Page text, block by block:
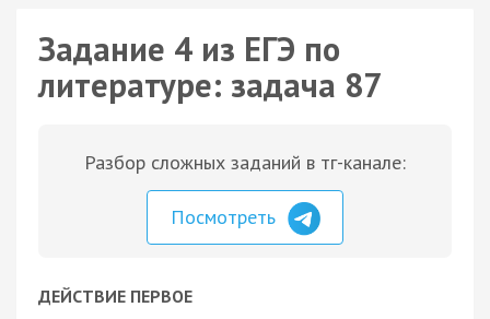
Задание 4 из ЕГЭ по
литературе: задача 87
Разбор сложных заданий в тг-канале:
Посмотреть
ДЕЙСТВИЕ ПЕРВОЕ